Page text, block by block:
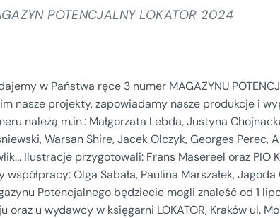
POTENCJALNY LOKATOR 2024
w Państwa ręce 3 numer MAGAZYNU
nasze projekty, zapowiadamy nasze produkcje i
należą m.in.: Małgorzata Lebda, Justyna
Warsan Shire, Jacek Olczyk, Georges Perec,
Ilustracje przygotowali: Frans Masereel oraz PIO
współpracy: Olga Sabała, Paulina Marszałek,
Potencjalnego będziecie mogli znaleść od 1
oraz u wydawcy w księgarni LOKATOR, Kraków ul.